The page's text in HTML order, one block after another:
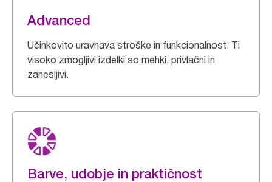
Advanced
Učinkovito uravnava stroške in funkcionalnost. Ti
visoko zmogljivi izdelki so mehki, privlačni in
zanesljivi.
Barve, udobje in praktičnost